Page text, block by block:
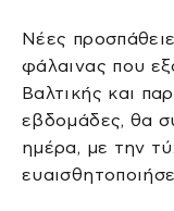
Νέες
φάλαινας που
Βαλτικής και
εβδομάδες, θα
ημέρα, με την